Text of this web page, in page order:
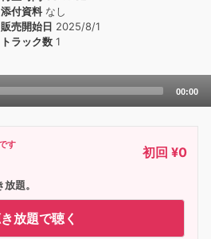
添付資料なし
販売開始日 2025/8/1
トラック数 1
00:00
す 初回 ¥0
題。
放題で聴く